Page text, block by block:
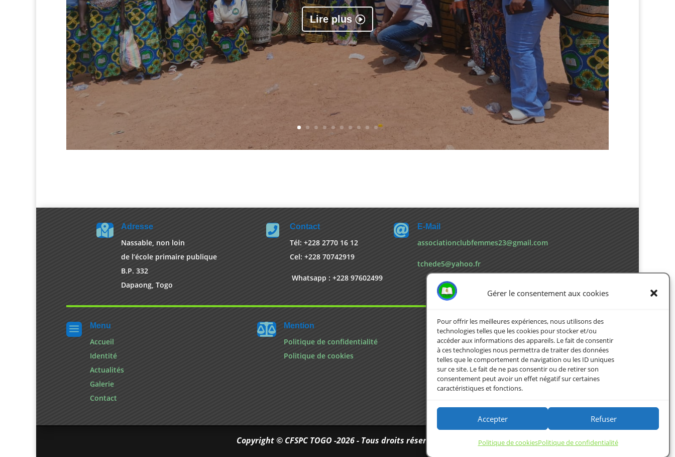
Gérer le consentement aux cookies
Pour offrir les meilleures expériences, nous utilisons des
technologies telles que les cookies pour stocker et/ou
accéder aux informations des appareils. Le fait de consentir
à ces technologies nous permettra de traiter des données
telles que le comportement de navigation ou les ID uniques
sur ce site. Le fait de ne pas consentir ou de retirer son
consentement peut avoir un effet négatif sur certaines
caractéristiques et fonctions.
Accepter Refuser
Politique de cookiesPolitique de confidentialité
Lire plus
 Adresse
Nassable, non loin
de l’école primaire publique
B.P. 332
Dapaong, Togo
 Contact
Tél: +228 2770 16 12
Cel: +228 70742919
Whatsapp : +228 97602499
 E-Mail
associationclubfemmes23@gmail.com
tchede5@yahoo.fr
a Menu
Accueil
Identité
Actualités
Galerie
Contact
 Mention
Politique de confidentialité
Politique de cookies
Copyright © CFSPC TOGO -2026 - Tous droits réservés